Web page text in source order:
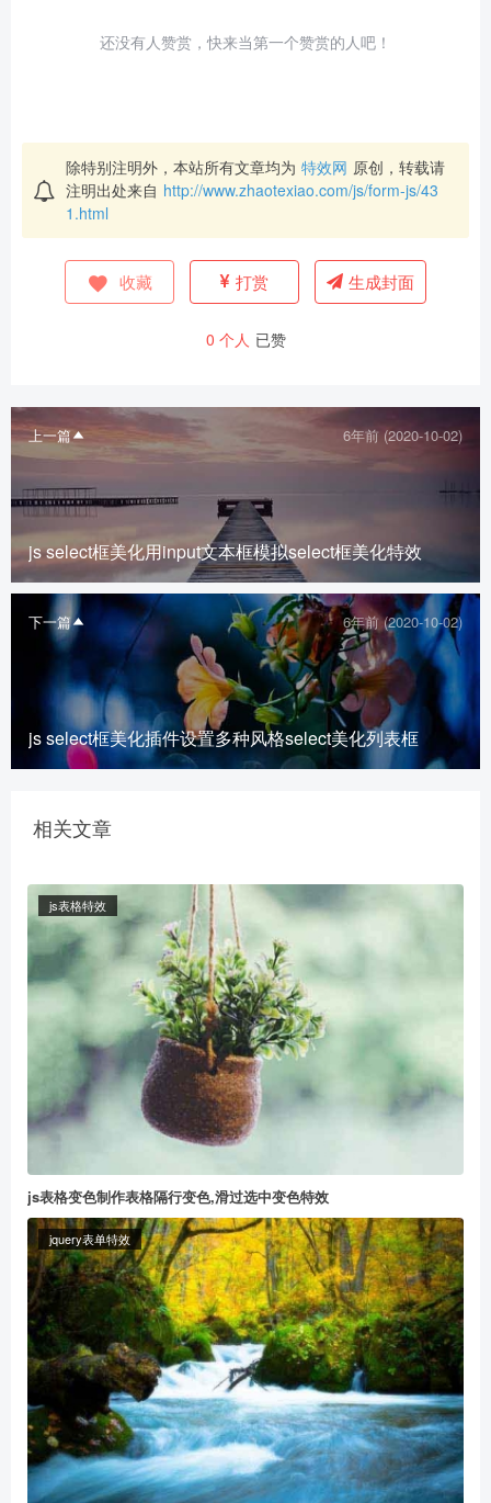
还没有人赞赏，快来当第一个赞赏的人吧！
除特别注明外，本站所有文章均为 特效网 原创，转载请
注明出处来自 http://www.zhaotexiao.com/js/form-js/43
1.html
收藏 打赏 生成封面
0 个人 已赞
上一篇 6年前 (2020-10-02)
js select框美化用input文本框模拟select框美化特效
下一篇 6年前 (2020-10-02)
js select框美化插件设置多种风格select美化列表框
相关文章
js表格特效
js表格变色制作表格隔行变色,滑过选中变色特效
jquery表单特效